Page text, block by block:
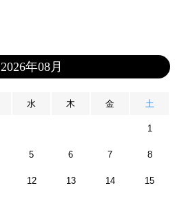
2026年08月
水 木 金 土
1
5 6 7 8
12 13 14 15